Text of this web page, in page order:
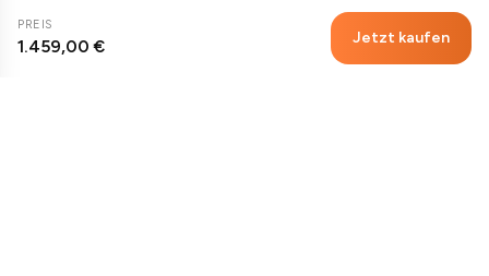
PREIS
1.459,00 € Jetzt kaufen